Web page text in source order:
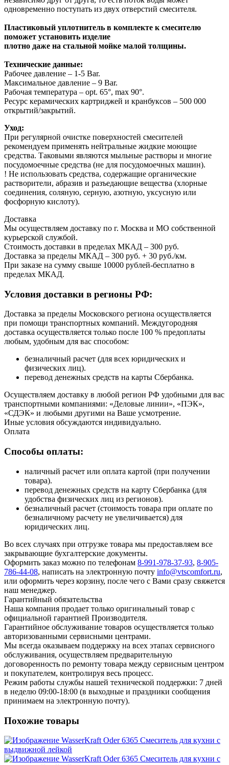
одновременно поступать из двух отверстий смесителя.
Пластиковый уплотнитель в комплекте к смесителю
поможет установить изделие
плотно даже на стальной мойке малой толщины.
Технические данные:
Рабочее давление – 1-5 Bar.
Максимальное давление – 9 Bar.
Рабочая температура – opt. 65°, max 90°.
Ресурс керамических картриджей и кранбуксов – 500 000
открытий/закрытий.
Уход:
При регулярной очистке поверхностей смесителей
рекомендуем применять нейтральные жидкие моющие
средства. Таковыми являются мыльные растворы и многие
посудомоечные средства (не для посудомоечных машин).
! Не использовать средства, содержащие органические
растворители, абразив и разъедающие вещества (хлорные
соединения, соляную, серную, азотную, уксусную или
фосфорную кислоту).
Доставка
Мы осуществляем доставку по г. Москва и МО собственной
курьерской службой.
Стоимость доставки в пределах МКАД – 300 руб.
Доставка за пределы МКАД – 300 руб. + 30 руб./км.
При заказе на сумму свыше 10000 рублей-бесплатно в
пределах МКАД.
Условия доставки в регионы РФ:
Доставка за пределы Московского региона осуществляется
при помощи транспортных компаний. Междугородняя
доставка осуществляется только после 100 % предоплаты
любым, удобным для вас способом:
безналичный расчет (для всех юридических и
физических лиц).
перевод денежных средств на карты Сбербанка.
Осуществляем доставку в любой регион РФ удобными для вас
транспортными компаниями: «Деловые линии», «ПЭК»,
«СДЭК» и любыми другими на Ваше усмотрение.
Иные условия обсуждаются индивидуально.
Оплата
Способы оплаты:
наличный расчет или оплата картой (при получении
товара).
перевод денежных средств на карту Сбербанка (для
удобства физических лиц из регионов).
безналичный расчет (стоимость товара при оплате по
безналичному расчету не увеличивается) для
юридических лиц.
Во всех случаях при отгрузке товара мы предоставляем все
закрывающие бухгалтерские документы.
Оформить заказ можно по телефонам 8-991-978-37-93, 8-905-
786-44-08, написать на электронную почту info@vtscomfort.ru,
или оформить через корзину, после чего с Вами сразу свяжется
наш менеджер.
Гарантийный обязательства
Наша компания продает только оригинальный товар с
официальной гарантией Производителя.
Гарантийное обслуживание товаров осуществляется только
авторизованными сервисными центрами.
Мы всегда оказываем поддержку на всех этапах сервисного
обслуживания, осуществляем предварительную
договоренность по ремонту товара между сервисным центром
и покупателем, контролируя весь процесс.
Режим работы службы нашей технической поддержки: 7 дней
в неделю 09:00-18:00 (в выходные и праздники сообщения
принимаем на электронную почту).
Похожие товары